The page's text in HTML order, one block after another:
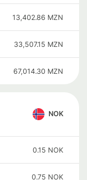
13,402.86 MZN
33,507.15 MZN
67,014.30 MZN
NOK
0.15 NOK
0.75 NOK